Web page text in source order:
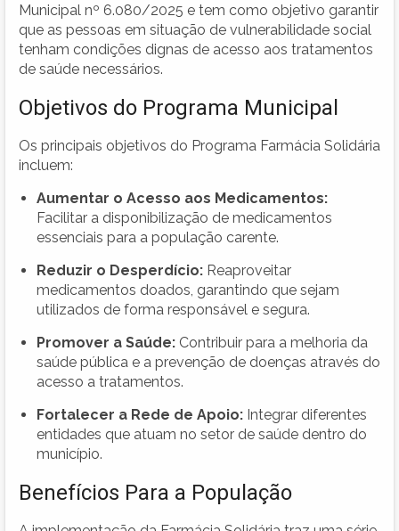
Municipal nº 6.080/2025 e tem como objetivo garantir
que as pessoas em situação de vulnerabilidade social
tenham condições dignas de acesso aos tratamentos
de saúde necessários.
Objetivos do Programa Municipal
Os principais objetivos do Programa Farmácia Solidária
incluem:
Aumentar o Acesso aos Medicamentos:
Facilitar a disponibilização de medicamentos
essenciais para a população carente.
Reduzir o Desperdício: Reaproveitar
medicamentos doados, garantindo que sejam
utilizados de forma responsável e segura.
Promover a Saúde: Contribuir para a melhoria da
saúde pública e a prevenção de doenças através do
acesso a tratamentos.
Fortalecer a Rede de Apoio: Integrar diferentes
entidades que atuam no setor de saúde dentro do
município.
Benefícios Para a População